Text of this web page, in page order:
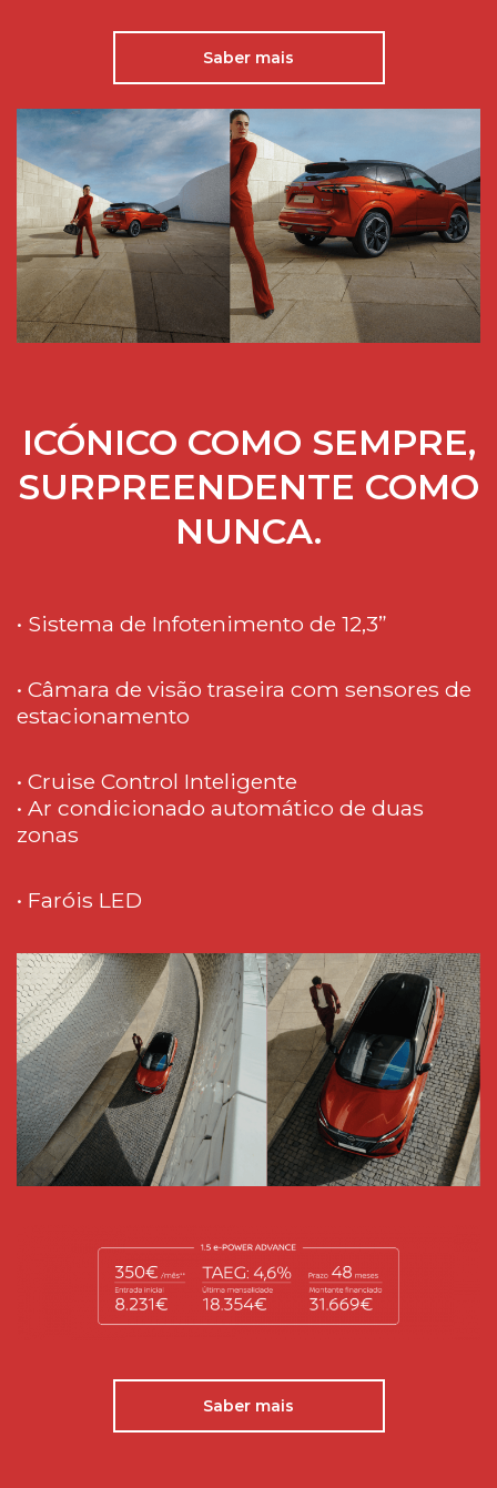
Saber mais
ICÓNICO COMO SEMPRE,
SURPREENDENTE COMO
NUNCA.
• Sistema de Infotenimento de 12,3”
• Câmara de visão traseira com sensores de
estacionamento
• Cruise Control Inteligente
• Ar condicionado automático de duas
zonas
• Faróis LED
Saber mais